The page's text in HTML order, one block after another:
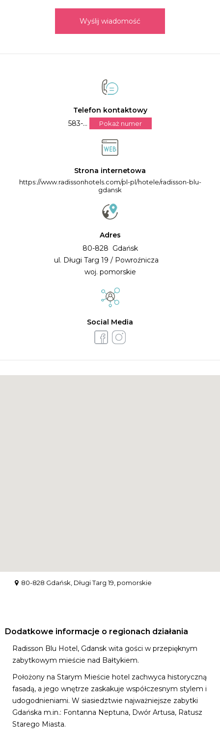
Wyślij wiadomość
Telefon kontaktowy
583-...
Pokaż numer
Strona internetowa
https://www.radissonhotels.com/pl-pl/hotele/radisson-blu-
gdansk
Adres
80-828 Gdańsk
ul. Długi Targ 19 / Powroźnicza
woj. pomorskie
Social Media
80-828 Gdańsk, Długi Targ 19, pomorskie
Dodatkowe informacje o regionach działania
Radisson Blu Hotel, Gdansk wita gości w przepięknym
zabytkowym mieście nad Bałtykiem.
Położony na Starym Mieście hotel zachwyca historyczną
fasadą, a jego wnętrze zaskakuje współczesnym stylem i
udogodnieniami. W siasiedztwie najważniejsze zabytki
Gdańska m.in.: Fontanna Neptuna, Dwór Artusa, Ratusz
Starego Miasta.